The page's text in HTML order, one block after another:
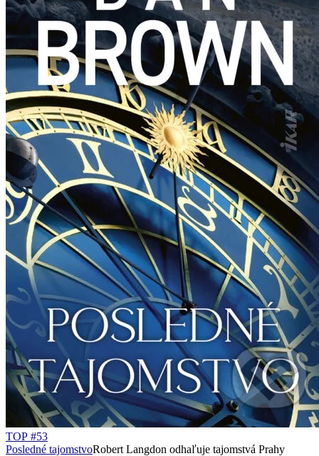
TOP #53
Posledné tajomstvoRobert Langdon odhaľuje tajomstvá Prahy